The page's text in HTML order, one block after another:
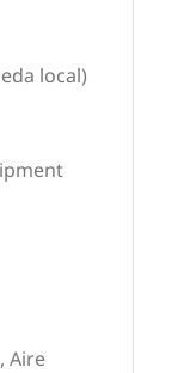
Aire
local)